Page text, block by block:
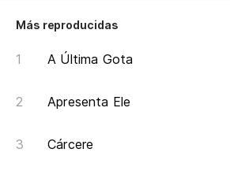
Más reproducidas
A Última Gota
Apresenta Ele
Cárcere